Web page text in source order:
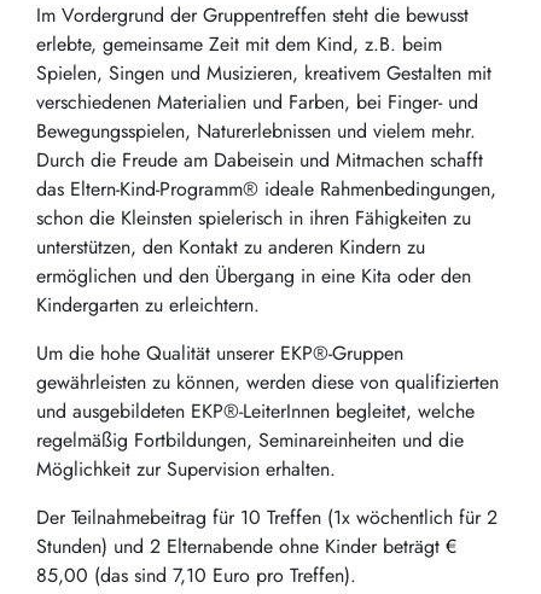
Im Vordergrund der Gruppentreffen steht die bewusst
erlebte, gemeinsame Zeit mit dem Kind, z.B. beim
Spielen, Singen und Musizieren, kreativem Gestalten mit
verschiedenen Materialien und Farben, bei Finger- und
Bewegungsspielen, Naturerlebnissen und vielem mehr.
Durch die Freude am Dabeisein und Mitmachen schafft
das Eltern-Kind-Programm® ideale Rahmenbedingungen,
schon die Kleinsten spielerisch in ihren Fähigkeiten zu
unterstützen, den Kontakt zu anderen Kindern zu
ermöglichen und den Übergang in eine Kita oder den
Kindergarten zu erleichtern.
Um die hohe Qualität unserer EKP®-Gruppen
gewährleisten zu können, werden diese von qualifizierten
und ausgebildeten EKP®-LeiterInnen begleitet, welche
regelmäßig Fortbildungen, Seminareinheiten und die
Möglichkeit zur Supervision erhalten.
Der Teilnahmebeitrag für 10 Treffen (1x wöchentlich für 2
Stunden) und 2 Elternabende ohne Kinder beträgt €
85,00 (das sind 7,10 Euro pro Treffen).